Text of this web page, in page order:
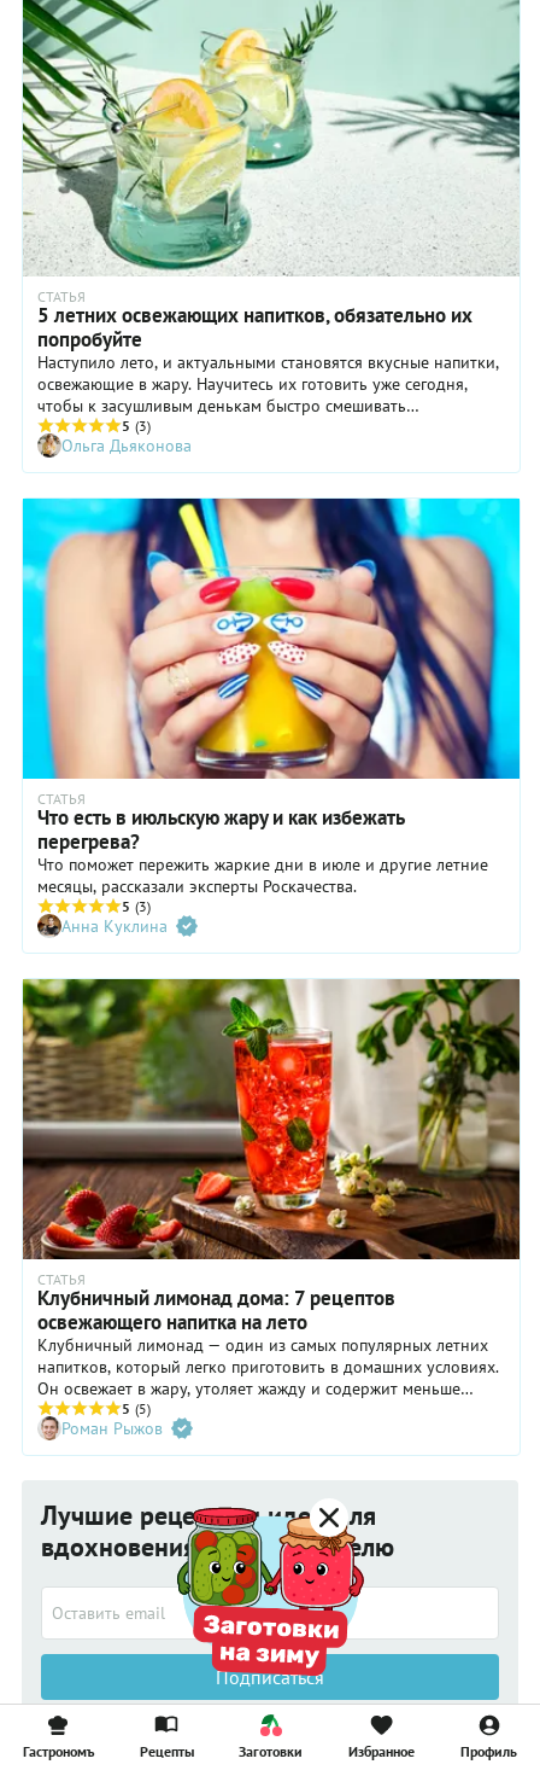
СТАТЬЯ
5 летних освежающих напитков, обязательно их
попробуйте
Наступило лето, и актуальными становятся вкусные напитки,
освежающие в жару. Научитесь их готовить уже сегодня,
чтобы к засушливым денькам быстро смешивать
причудливые коктейли для друзей и близких. Делимся пятью
рецептами интересных освежающих напитков.
5 (3)
Ольга Дьяконова
СТАТЬЯ
Что есть в июльскую жару и как избежать
перегрева?
Что поможет пережить жаркие дни в июле и другие летние
месяцы, рассказали эксперты Роскачества.
5 (3)
Анна Куклина
СТАТЬЯ
Клубничный лимонад дома: 7 рецептов
освежающего напитка на лето
Клубничный лимонад — один из самых популярных летних
напитков, который легко приготовить в домашних условиях.
Он освежает в жару, утоляет жажду и содержит меньше
сахара, чем магазинная газировка. Рассказываем, как сделать
клубничный лимонад, какие ингредиенты выбрать, и
делимся лучшими рецептами — от классического до
5 (5)
Роман Рыжов
Лучшие рецепты и идеи для
вдохновения каждую неделю
Подписаться
Нажимая на кнопку, я соглашаюсь получать информационные и
Гастрономъ Рецепты Заготовки Избранное Профиль